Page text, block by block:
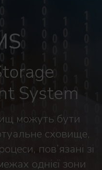
System
можуть бути
сховище,
пов’язані зі
однієї зони